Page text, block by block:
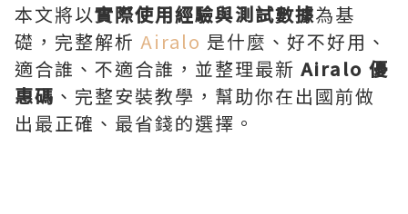
本文將以實際使用經驗與測試數據為基
礎，完整解析 Airalo 是什麼、好不好用、
適合誰、不適合誰，並整理最新 Airalo 優
惠碼 、完整安裝教學，幫助你在出國前做
出最正確、最省錢的選擇。